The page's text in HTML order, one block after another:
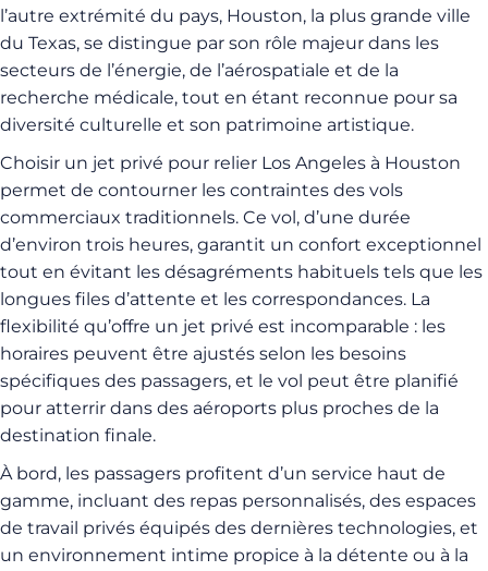
l’autre extrémité du pays, Houston, la plus grande ville
du Texas, se distingue par son rôle majeur dans les
secteurs de l’énergie, de l’aérospatiale et de la
recherche médicale, tout en étant reconnue pour sa
diversité culturelle et son patrimoine artistique.
Choisir un jet privé pour relier Los Angeles à Houston
permet de contourner les contraintes des vols
commerciaux traditionnels. Ce vol, d’une durée
d’environ trois heures, garantit un confort exceptionnel
tout en évitant les désagréments habituels tels que les
longues files d’attente et les correspondances. La
flexibilité qu’offre un jet privé est incomparable : les
horaires peuvent être ajustés selon les besoins
spécifiques des passagers, et le vol peut être planifié
pour atterrir dans des aéroports plus proches de la
destination finale.
À bord, les passagers profitent d’un service haut de
gamme, incluant des repas personnalisés, des espaces
de travail privés équipés des dernières technologies, et
un environnement intime propice à la détente ou à la